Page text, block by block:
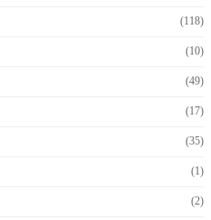
(118)
(10)
(49)
(17)
(35)
(1)
(2)